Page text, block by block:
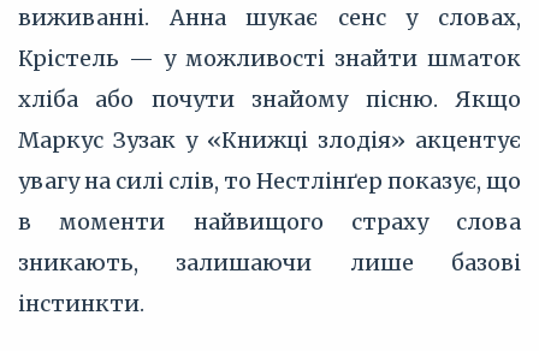
виживанні. Анна шукає сенс у словах,
Крістель — у можливості знайти шматок
хліба або почути знайому пісню. Якщо
Маркус Зузак у «Книжці злодія» акцентує
увагу на силі слів, то Нестлінґер показує, що
в моменти найвищого страху слова
зникають, залишаючи лише базові
інстинкти.